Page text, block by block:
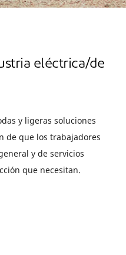
eléctrica/de
y ligeras soluciones
de que los trabajadores
y de servicios
que necesitan.